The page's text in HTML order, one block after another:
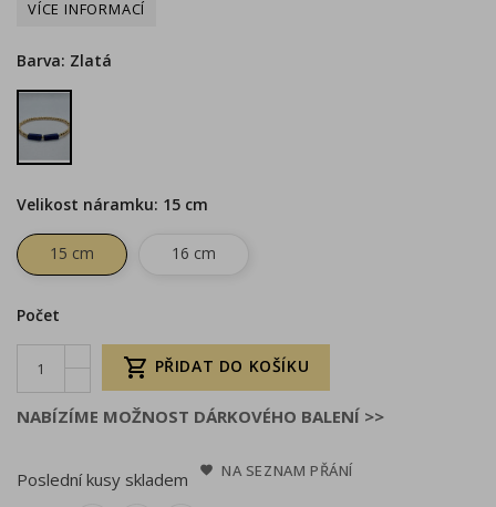
Barva: Zlatá
Velikost náramku: 15 cm
15 cm 16 cm
Počet
 PŘIDAT DO KOŠÍKU
NABÍZÍME MOŽNOST DÁRKOVÉHO BALENÍ >>
Poslední kusy skladem NA SEZNAM PŘÁNÍ